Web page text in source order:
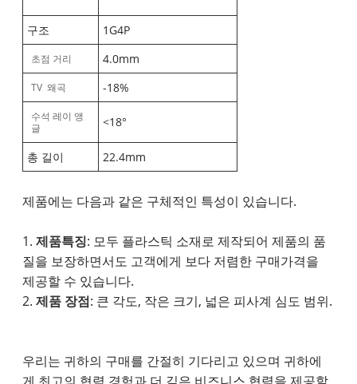
구조 1G4P
초점 거리 4.0mm
TV 왜곡 -18%
수석 레이 앵
글
<18°
총 길이 22.4mm
제품에는 다음과 같은 구체적인 특성이 있습니다.
1.제품특징: 모두 플라스틱 소재로 제작되어 제품의 품
질을 보장하면서도 고객에게 보다 저렴한 구매가격을
제공할 수 있습니다.
2.제품 장점: 큰 각도, 작은 크기, 넓은 피사계 심도 범위.
우리는 귀하의 구매를 간절히 기다리고 있으며 귀하에